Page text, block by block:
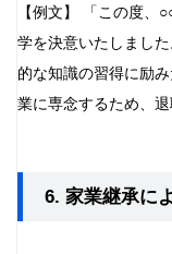
【例文】 「この度、
学を決意いたしまし
的な知識の習得に励
業に専念するため、
6. 家業継承に